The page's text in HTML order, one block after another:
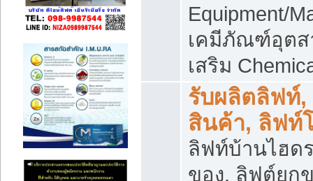
Equipment/
เคมีภัณฑ์อุตส
เสริม
รับผลิตลิฟท์
สินค้า, ลิฟท์
ลิฟท์บ้านไฮด
ของ, ลิฟต์ยก